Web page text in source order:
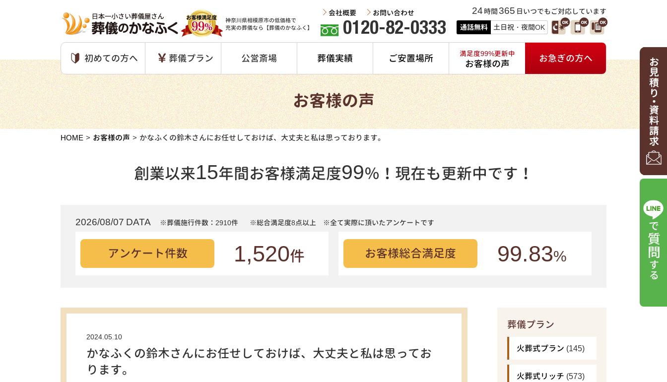
神奈川県相模原市の低価格で
充実の葬儀なら【葬儀のかなふく】
0120-82-0333
24 時間365 日いつでもご対応しています
通話無料 土日祝・夜間OK
会社概要 お問い合わせ
初めての方へ 葬儀プラン 公営斎場 葬儀実績 ご安置場所 満足度99%更新中
お客様の声 お急ぎの方へ
お客様の声
HOME お客様の声 かなふくの鈴木さんにお任せしておけば、大丈夫と私は思っております。
創業以来15年間お客様満足度99％！ 現在も更新中です！
2026/08/07 DATA ※葬儀施行件数：2910件 ※総合満足度8点以上 ※全て実際に頂いたアンケートです
アンケート件数 1,520件 お客様総合満足度 99.83%
2024.05.10
かなふくの鈴木さんにお任せしておけば、大丈夫と私は思ってお
ります。
葬儀プラン
火葬式プラン (145)
火葬式リッチ (573)